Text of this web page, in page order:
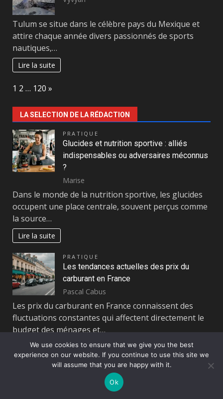
Tulum se situe dans le célèbre pays du Mexique et
attire chaque année divers passionnés de sports
nautiques,…
Lire la suite
Page:
1 2 … 120 Next
»
LA SELECTION DE LA RÉDACTION
PRATIQUE
Glucides et nutrition sportive : alliés
indispensables ou adversaires méconnus
?
Marise
Dans le monde de la nutrition sportive, les glucides
occupent une place centrale, souvent perçus comme
la source…
Lire la suite
PRATIQUE
Les tendances actuelles des prix du
carburant en France
Pascal Cabus
Les prix du carburant en France connaissent des
fluctuations constantes qui affectent directement le
budget des ménages et…
Lire la suite
ASSURANCES
Saviez-vous qu’il n’est pas nécessaire de
souscrire une assurance voiture chez
We use cookies to ensure that we give you the best
experience on our website. If you continue to use this site we
will assume that you are happy with it.
Ok